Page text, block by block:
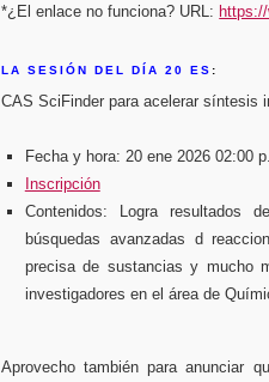
*¿El enlace no funciona? URL:
LA SESIÓN DEL DÍA 20 ES :
CAS SciFinder para acelerar síntesis
Fecha y hora: 20 ene 2026 02:00
Inscripción
Contenidos: Logra resultados
búsquedas avanzadas d
precisa de sustancias y mucho
investigadores en el área de
Aprovecho también para anunciar